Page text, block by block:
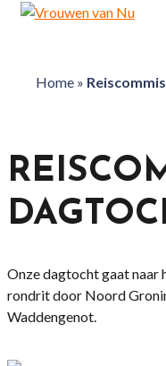
Home»
Onze dagtocht gaat naar
rondrit door Noord
Waddengenot.